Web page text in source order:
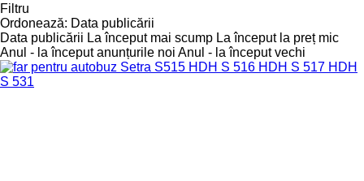
Filtru
Ordonează: Data publicării
Data publicării La început mai scump La început la preț mic
Anul - la început anunțurile noi Anul - la început vechi